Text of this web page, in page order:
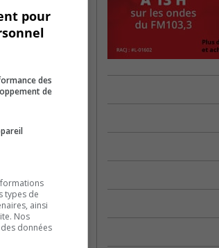
pour
des
de
types de
ainsi
Nos
données